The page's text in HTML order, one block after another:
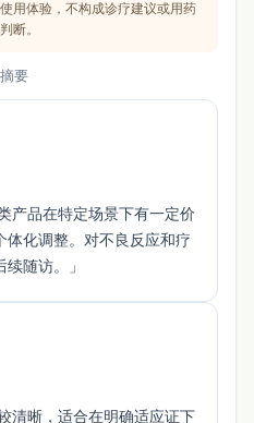
用体验，不构成诊疗建议或用药
断。
要
化调整。对不良反应和疗
随访。」